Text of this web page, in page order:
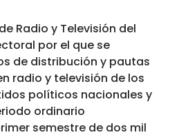
Radio y Televisión del
por el que se
de distribución y pautas
radio y televisión de los
políticos nacionales y
ordinario
semestre de dos mil